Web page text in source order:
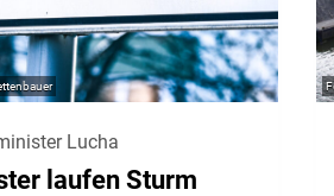
Lucha
laufen Sturm